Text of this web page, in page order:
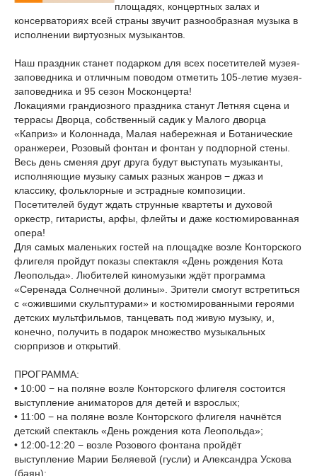
площадях, концертных залах и
консерваториях всей страны звучит разнообразная музыка в
исполнении виртуозных музыкантов.
Наш праздник станет подарком для всех посетителей музея-
заповедника и отличным поводом отметить 105-летие музея-
заповедника и 95 сезон Москонцерта!
Локациями грандиозного праздника станут Летняя сцена и
террасы Дворца, собственный садик у Малого дворца
«Каприз» и Колоннада, Малая набережная и Ботанические
оранжереи, Розовый фонтан и фонтан у подпорной стены.
Весь день сменяя друг друга будут выступать музыканты,
исполняющие музыку самых разных жанров − джаз и
классику, фольклорные и эстрадные композиции.
Посетителей будут ждать струнные квартеты и духовой
оркестр, гитаристы, арфы, флейты и даже костюмированная
опера!
Для самых маленьких гостей на площадке возле Конторского
флигеля пройдут показы спектакля «День рождения Кота
Леопольда». Любителей киномузыки ждёт программа
«Серенада Солнечной долины». Зрители смогут встретиться
с «ожившими скульптурами» и костюмированными героями
детских мультфильмов, танцевать под живую музыку, и,
конечно, получить в подарок множество музыкальных
сюрпризов и открытий.
ПРОГРАММА:
• 10:00 − на поляне возле Конторского флигеля состоится
выступление аниматоров для детей и взрослых;
• 11:00 − на поляне возле Конторского флигеля начнётся
детский спектакль «День рождения кота Леопольда»;
• 12:00-12:20 − возле Розового фонтана пройдёт
выступление Марии Беляевой (гусли) и Александра Ускова
(баян);